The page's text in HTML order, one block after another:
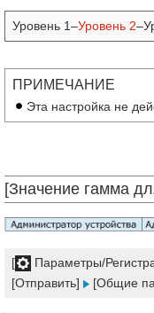
Уровень 1–Уровень 2
ПРИМЕЧАНИЕ
Эта настройка не
[Значение гамма
[ Параметры/
[Отправить]
[Общие